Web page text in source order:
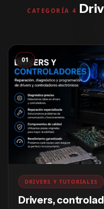
CATEGORÍA 4
01
DRIVERS Y TUTORIALES
Drivers,